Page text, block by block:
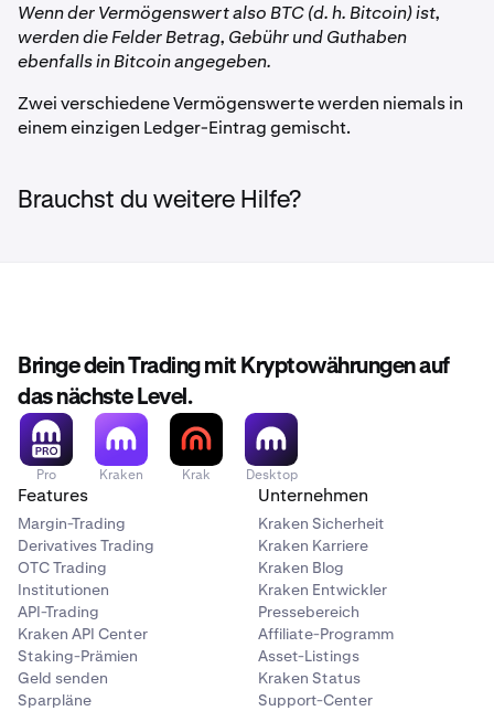
Wenn der Vermögenswert also BTC (d. h. Bitcoin) ist,
werden die Felder Betrag, Gebühr und Guthaben
ebenfalls in Bitcoin angegeben.
Zwei verschiedene Vermögenswerte werden niemals in
einem einzigen Ledger-Eintrag gemischt.
Brauchst du weitere Hilfe?
Bringe dein Trading mit Kryptowährungen auf
das nächste Level.
Pro Kraken Krak Desktop
Features
Margin-Trading
Derivatives Trading
OTC Trading
Institutionen
API-Trading
Kraken API Center
Staking-Prämien
Geld senden
Sparpläne
Unternehmen
Kraken Sicherheit
Kraken Karriere
Kraken Blog
Kraken Entwickler
Pressebereich
Affiliate-Programm
Asset-Listings
Kraken Status
Support-Center